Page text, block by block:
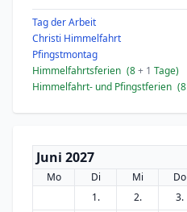
Tag der Arbeit
Christi Himmelfahrt
Pfingstmontag
Himmelfahrtsferien (8+ 1 Tage)
Himmelfahrt- und Pfingstferien (8
Juni 2027
Mo Di Mi Do
1.
2. 3.